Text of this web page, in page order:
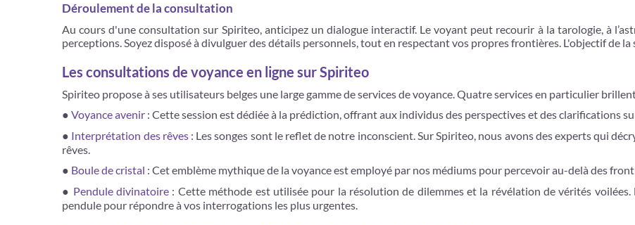
Déroulement de la consultation
Au cours d'une consultation sur Spiriteo, anticipez un dialogue interactif. Le voyant peut recourir à la tarologie, à
perceptions. Soyez disposé à divulguer des détails personnels, tout en respectant vos propres frontières. L'objectif de
Les consultations de voyance en ligne sur Spiriteo
Spiriteo propose à ses utilisateurs belges une large gamme de services de voyance. Quatre services en particulier
● Voyance avenir : Cette session est dédiée à la prédiction, offrant aux individus des perspectives et des clarifications
● Interprétation des rêves: Les songes sont le reflet de notre inconscient. Sur Spiriteo, nous avons des experts qui
rêves.
● Boule de cristal : Cet emblème mythique de la voyance est employé par nos médiums pour percevoir au-delà des
● Pendule divinatoire : Cette méthode est utilisée pour la résolution de dilemmes et la révélation de vérités
pendule pour répondre à vos interrogations les plus urgentes.